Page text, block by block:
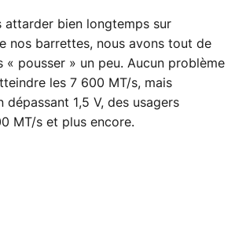
attarder bien longtemps sur
nos barrettes, nous avons tout de
« pousser » un peu. Aucun problème
les 7 600 MT/s, mais
dépassant 1,5 V, des usagers
MT/s et plus encore.